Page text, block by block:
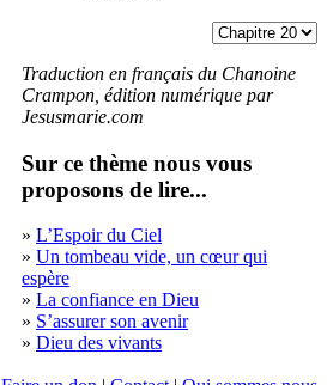
Traduction en français du Chanoine
Crampon, édition numérique par
Jesusmarie.com
Sur ce thème nous vous
proposons de lire...
» L’Espoir du Ciel
» Un tombeau vide, un cœur qui
espère
» La confiance en Dieu
» S’assurer son avenir
» Dieu des vivants